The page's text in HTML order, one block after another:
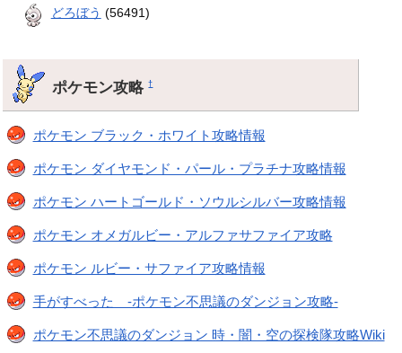
どろぼう (56491)
ポケモン攻略†
ポケモン ブラック・ホワイト攻略情報
ポケモン ダイヤモンド・パール・プラチナ攻略情報
ポケモン ハートゴールド・ソウルシルバー攻略情報
ポケモン オメガルビー・アルファサファイア攻略
ポケモン ルビー・サファイア攻略情報
手がすべった -ポケモン不思議のダンジョン攻略-
ポケモン不思議のダンジョン 時・闇・空の探検隊攻略Wiki